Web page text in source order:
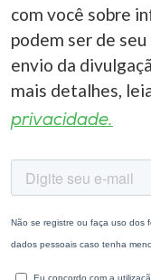
com você sobre
podem ser de
envio da
mais detalhes,
privacidade.